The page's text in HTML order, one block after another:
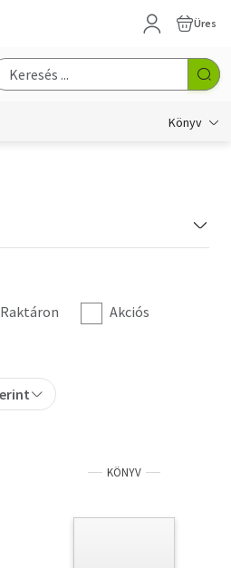
Üres
Könyv
Raktáron Akciós
KÖNYV